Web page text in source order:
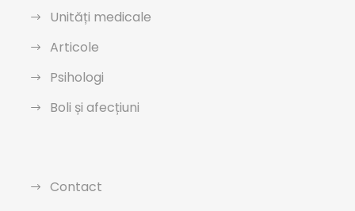
Unități medicale
Articole
Psihologi
Boli și afecțiuni
Contact